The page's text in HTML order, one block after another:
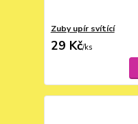
Zuby upír svítící
29 Kč/ks